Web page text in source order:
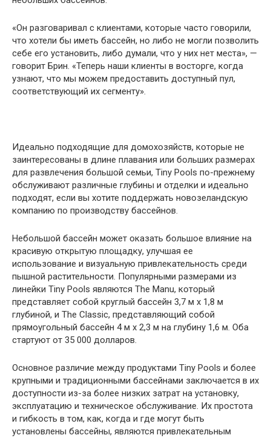
«Он разговаривал с клиентами, которые часто говорили,
что хотели бы иметь бассейн, но либо не могли позволить
себе его установить, либо думали, что у них нет места», —
говорит Брин. «Теперь наши клиенты в восторге, когда
узнают, что мы можем предоставить доступный пул,
соответствующий их сегменту».
Идеально подходящие для домохозяйств, которые не
заинтересованы в длине плавания или больших размерах
для развлечения большой семьи, Tiny Pools по-прежнему
обслуживают различные глубины и отделки и идеально
подходят, если вы хотите поддержать новозеландскую
компанию по производству бассейнов.
Небольшой бассейн может оказать большое влияние на
красивую открытую площадку, улучшая ее
использование и визуальную привлекательность среди
пышной растительности. Популярными размерами из
линейки Tiny Pools являются The Manu, который
представляет собой круглый бассейн 3,7 м x 1,8 м
глубиной, и The Classic, представляющий собой
прямоугольный бассейн 4 м x 2,3 м на глубину 1,6 м. Оба
стартуют от 35 000 долларов.
Основное различие между продуктами Tiny Pools и более
крупными и традиционными бассейнами заключается в их
доступности из-за более низких затрат на установку,
эксплуатацию и техническое обслуживание. Их простота
и гибкость в том, как, когда и где могут быть
установлены бассейны, являются привлекательным